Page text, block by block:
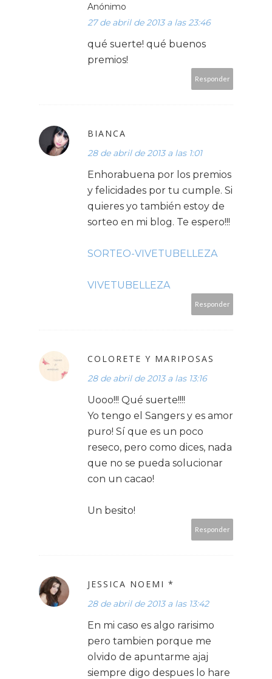
Anónimo
27 de abril de 2013 a las 23:46
qué suerte! qué buenos
premios!
Responder
BIANCA
28 de abril de 2013 a las 1:01
Enhorabuena por los premios
y felicidades por tu cumple. Si
quieres yo también estoy de
sorteo en mi blog. Te espero!!!
SORTEO-VIVETUBELLEZA
VIVETUBELLEZA
Responder
COLORETE Y MARIPOSAS
28 de abril de 2013 a las 13:16
Uooo!!! Qué suerte!!!!
Yo tengo el Sangers y es amor
puro! Sí que es un poco
reseco, pero como dices, nada
que no se pueda solucionar
con un cacao!
Un besito!
Responder
JESSICA NOEMI *
28 de abril de 2013 a las 13:42
En mi caso es algo rarisimo
pero tambien porque me
olvido de apuntarme ajaj
siempre digo despues lo hare